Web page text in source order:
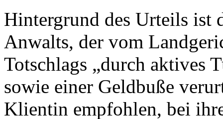
Hintergrund des Urteils ist
Anwalts, der vom
Totschlags „durch aktives
sowie einer Geldbuße
Klientin empfohlen, bei